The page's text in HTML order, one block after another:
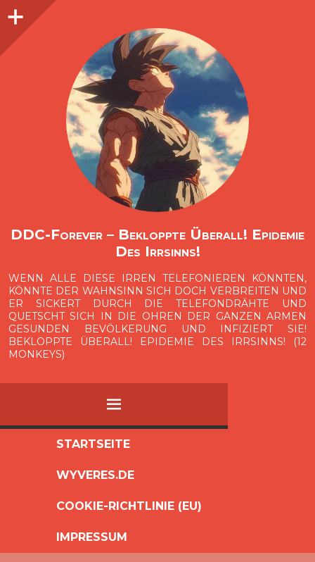
O
p
e
n
i
d
e
b
a
DDC-Forever – Bekloppte Überall! Epidemie
Des Irrsinns!
WENN ALLE DIESE IRREN TELEFONIEREN KÖNNTEN,
KÖNNTE DER WAHNSINN SICH DOCH VERBREITEN UND
ER SICKERT DURCH DIE TELEFONDRÄHTE UND
QUETSCHT SICH IN DIE OHREN DER GANZEN ARMEN
GESUNDEN BEVÖLKERUNG UND INFIZIERT SIE!
BEKLOPPTE ÜBERALL! EPIDEMIE DES IRRSINNS! (12
MONKEYS)
MENÜ
SPRINGEN
STARTSEITE
WYVERES.DE
COOKIE-RICHTLINIE (EU)
IMPRESSUM
Seitenleiste